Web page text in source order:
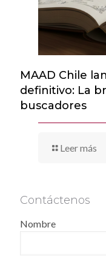
MAAD Chile
definitivo: La
buscadores
Leer más
Contáctenos
Nombre